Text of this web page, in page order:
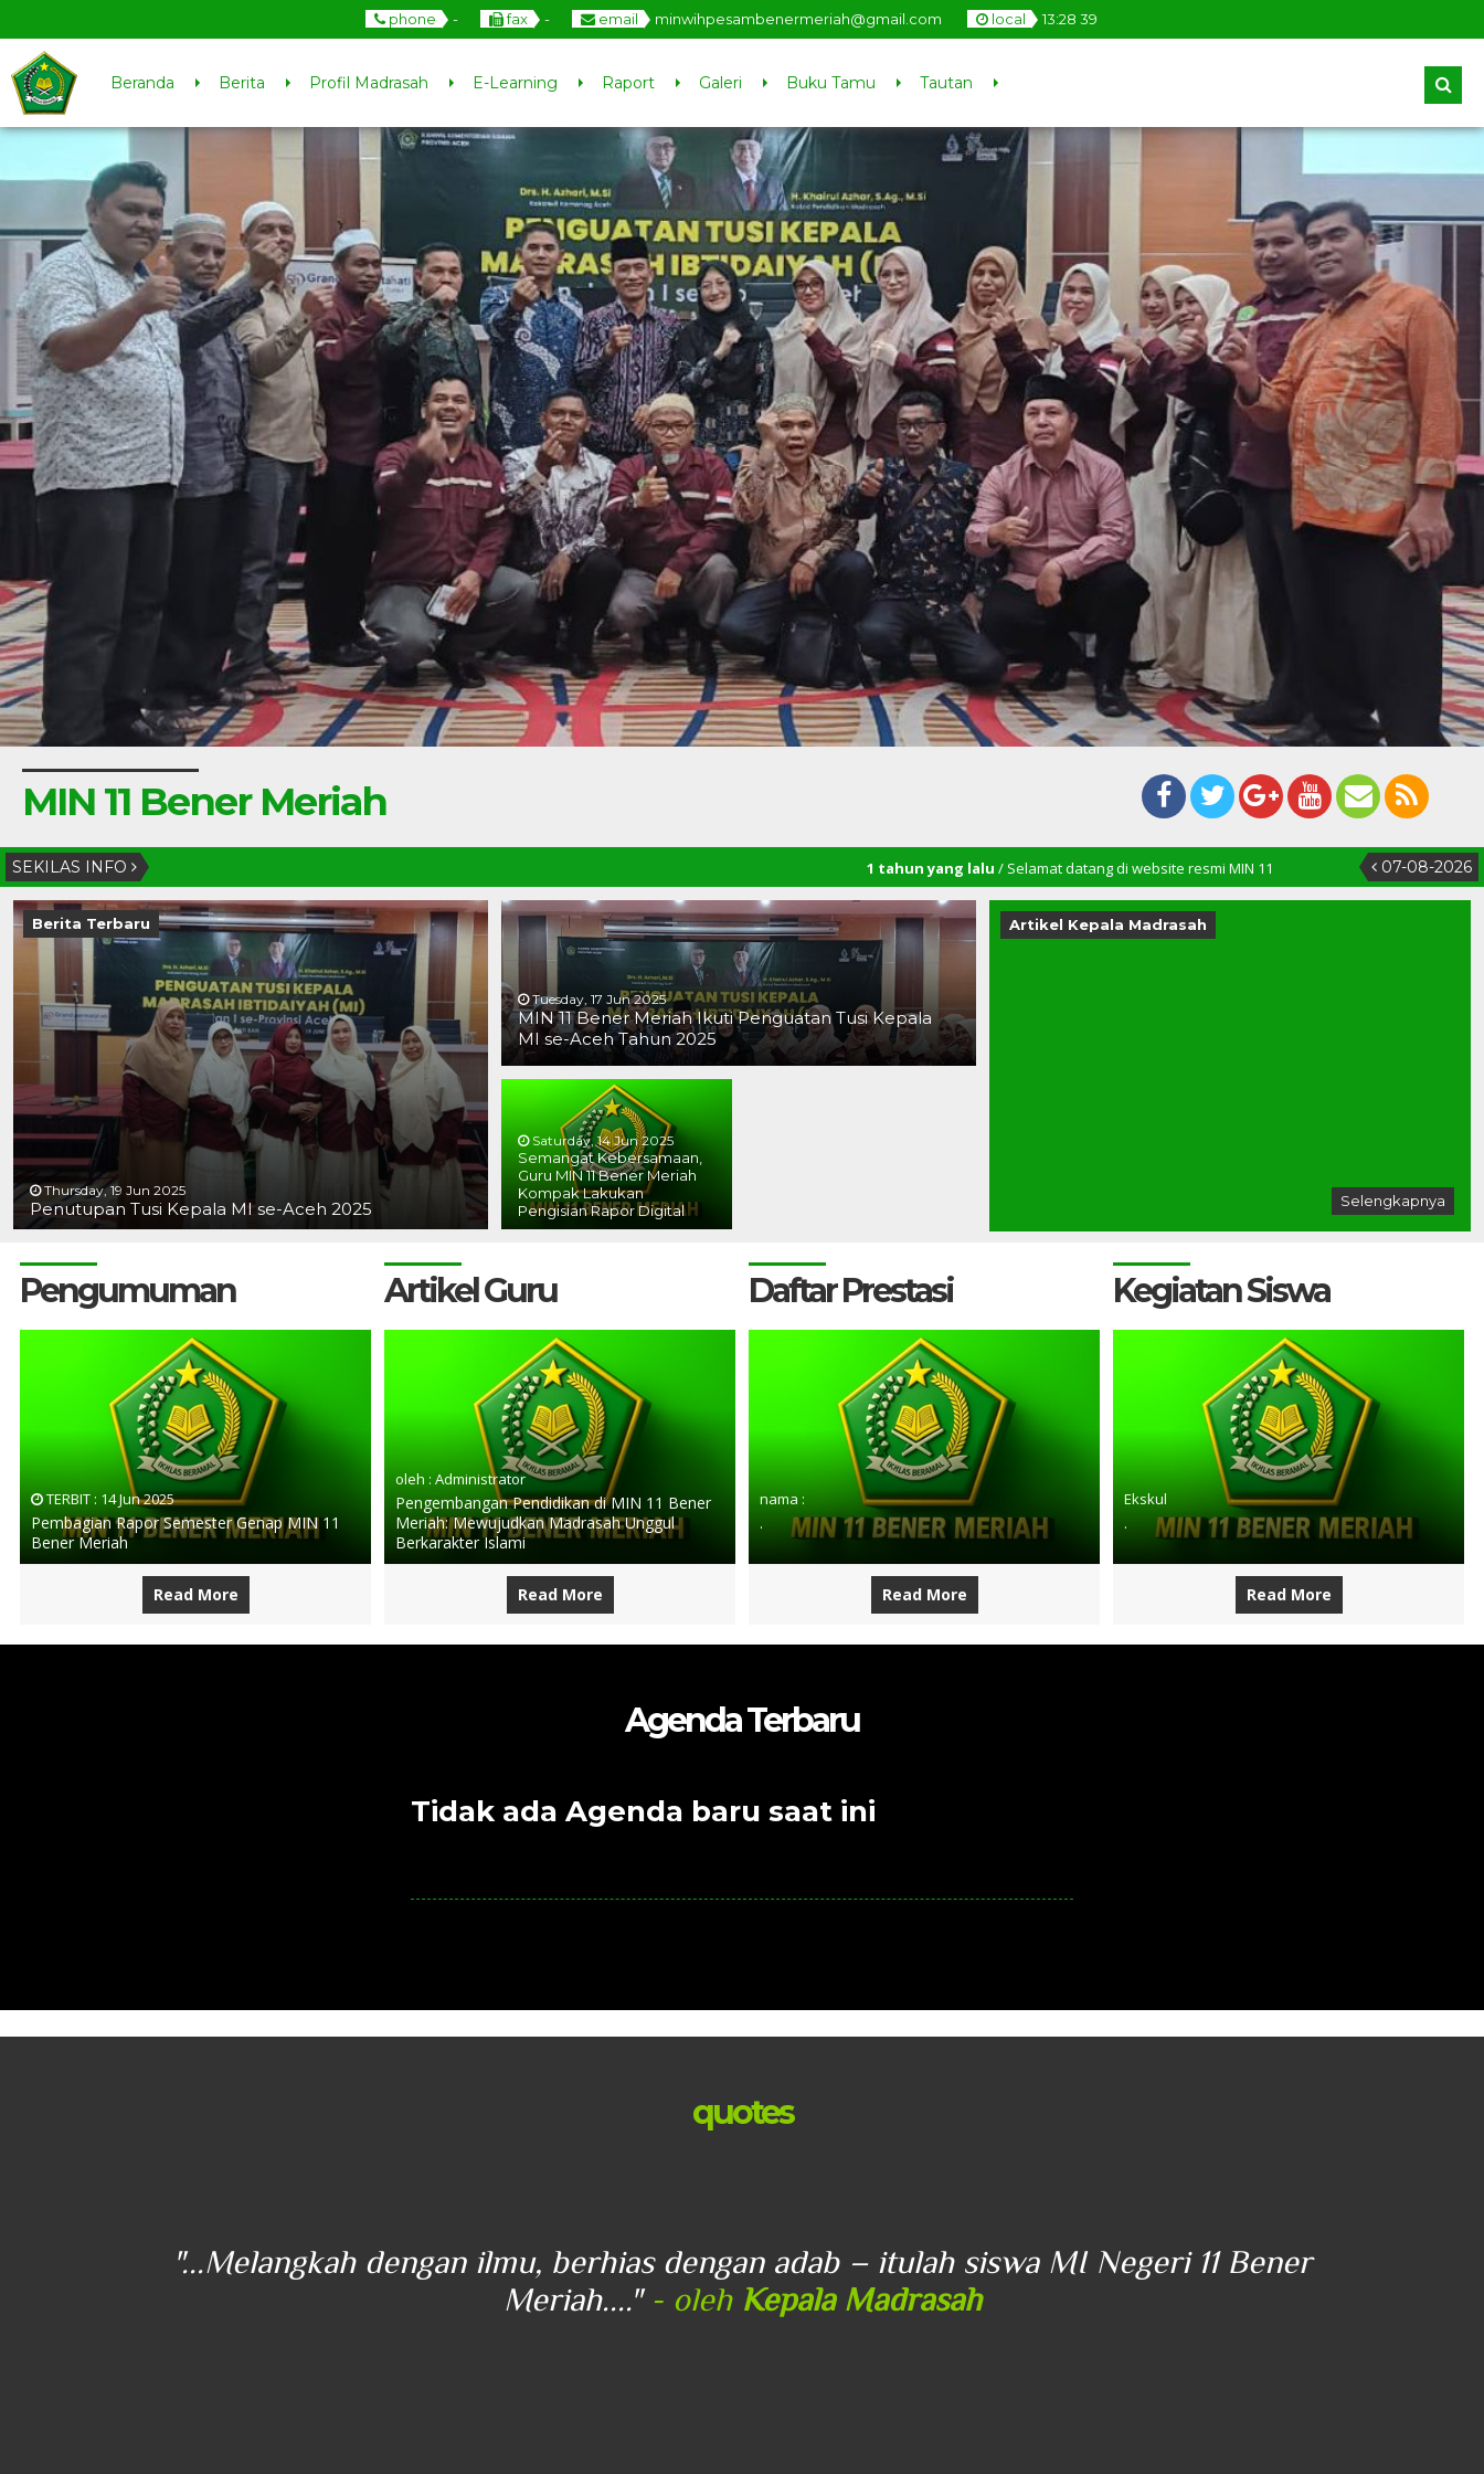
phone - fax - email minwihpesambenermeriah@gmail.com local 13:28 40
Beranda Berita Profil Madrasah E-Learning Raport Galeri Buku Tamu Tautan
MIN 11 Bener Meriah
SEKILAS INFO 07-08-2026
1 tahun yang lalu/ Selamat datang di website resmi MIN 11
Bener Meriah
Berita Terbaru
Thursday, 19 Jun 2025
Penutupan Tusi Kepala MI se-Aceh 2025
Tuesday, 17 Jun 2025
MIN 11 Bener Meriah Ikuti Penguatan Tusi Kepala
MI se-Aceh Tahun 2025
Saturday, 14 Jun 2025
Semangat Kebersamaan,
Guru MIN 11 Bener Meriah
Kompak Lakukan
Pengisian Rapor Digital
Artikel Kepala Madrasah
Selengkapnya
Pengumuman
TERBIT : 14 Jun 2025
Pembagian Rapor Semester Genap MIN 11
Bener Meriah
Read More
Artikel Guru
oleh : Administrator
Pengembangan Pendidikan di MIN 11 Bener
Meriah: Mewujudkan Madrasah Unggul
Berkarakter Islami
Read More
Daftar Prestasi
nama :
.
Read More
Kegiatan Siswa
Ekskul
.
Read More
Agenda Terbaru
Tidak ada Agenda baru saat ini
quotes
"...Melangkah dengan ilmu, berhias dengan adab – itulah siswa MI Negeri 11 Bener
Meriah...." - oleh Kepala Madrasah